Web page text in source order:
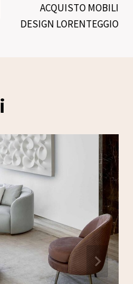
ACQUISTO MOBILI
DESIGN LORENTEGGIO